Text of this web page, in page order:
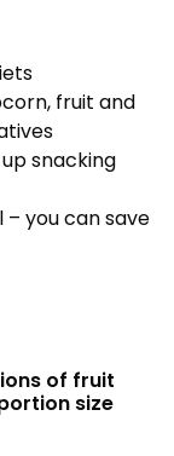
fruit and
snacking
– you can save
of fruit
size